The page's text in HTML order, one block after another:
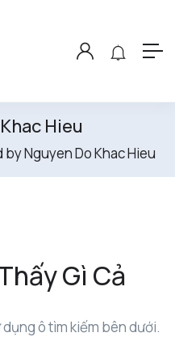
Hieu
Nguyen Do Khac Hieu
Gì Cả
ô tìm kiếm bên dưới.